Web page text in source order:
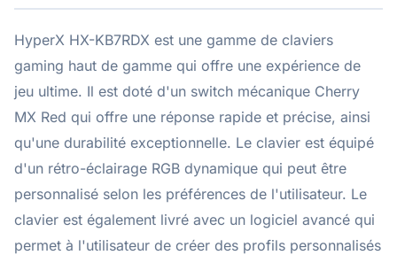
HyperX HX-KB7RDX est une gamme de claviers
gaming haut de gamme qui offre une expérience de
jeu ultime. Il est doté d'un switch mécanique Cherry
MX Red qui offre une réponse rapide et précise, ainsi
qu'une durabilité exceptionnelle. Le clavier est équipé
d'un rétro-éclairage RGB dynamique qui peut être
personnalisé selon les préférences de l'utilisateur. Le
clavier est également livré avec un logiciel avancé qui
permet à l'utilisateur de créer des profils personnalisés